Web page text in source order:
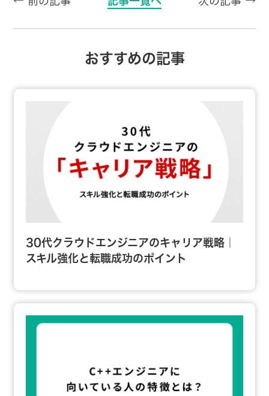
おすすめの記事
30代クラウドエンジニアのキャリア戦略｜
スキル強化と転職成功のポイント